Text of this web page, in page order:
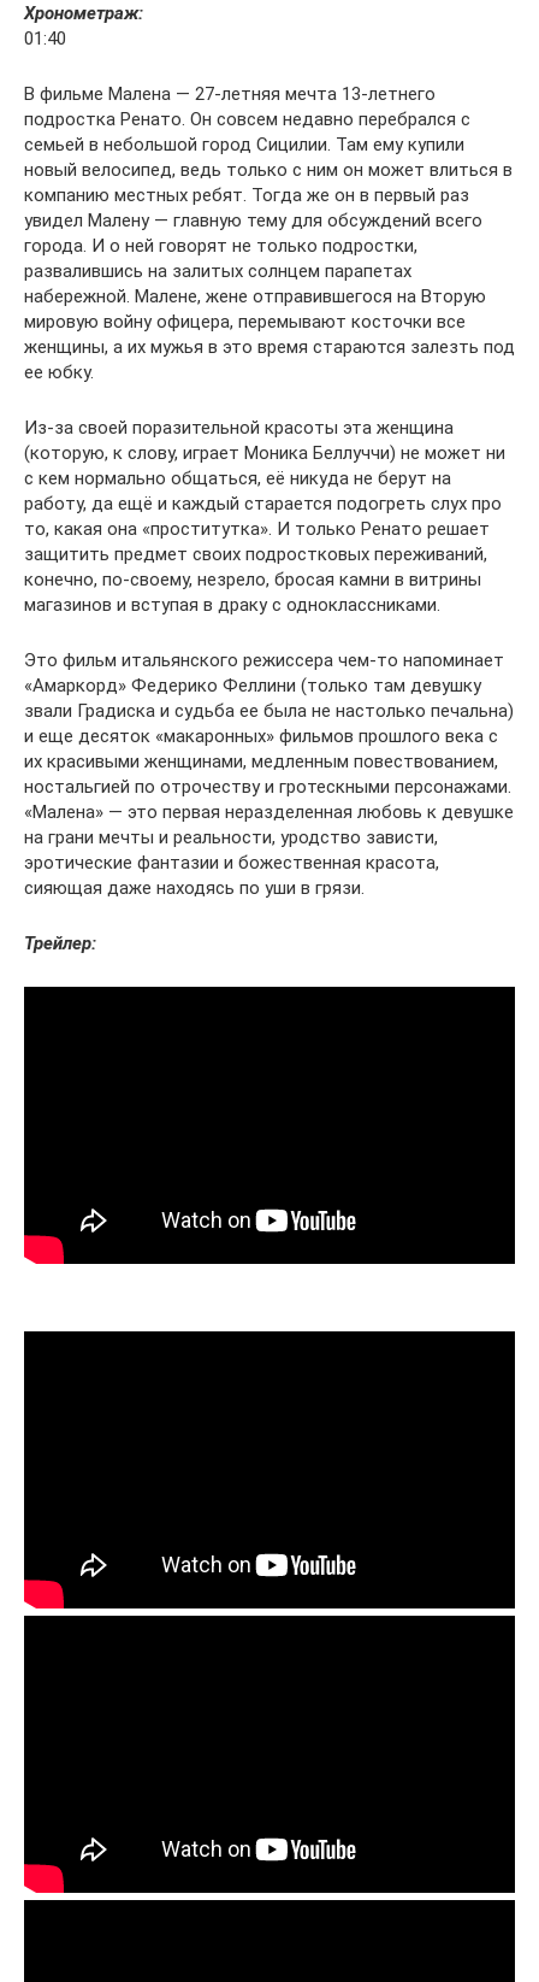
Хронометраж:
01:40
В фильме Малена — 27-летняя мечта 13-летнего
подростка Ренато. Он совсем недавно перебрался с
семьей в небольшой город Сицилии. Там ему купили
новый велосипед, ведь только с ним он может влиться в
компанию местных ребят. Тогда же он в первый раз
увидел Малену — главную тему для обсуждений всего
города. И о ней говорят не только подростки,
развалившись на залитых солнцем парапетах
набережной. Малене, жене отправившегося на Вторую
мировую войну офицера, перемывают косточки все
женщины, а их мужья в это время стараются залезть под
ее юбку.
Из-за своей поразительной красоты эта женщина
(которую, к слову, играет Моника Беллуччи) не может ни
с кем нормально общаться, её никуда не берут на
работу, да ещё и каждый старается подогреть слух про
то, какая она «проститутка». И только Ренато решает
защитить предмет своих подростковых переживаний,
конечно, по-своему, незрело, бросая камни в витрины
магазинов и вступая в драку с одноклассниками.
Это фильм итальянского режиссера чем-то напоминает
«Амаркорд» Федерико Феллини (только там девушку
звали Градиска и судьба ее была не настолько печальна)
и еще десяток «макаронных» фильмов прошлого века с
их красивыми женщинами, медленным повествованием,
ностальгией по отрочеству и гротескными персонажами.
«Малена» — это первая неразделенная любовь к девушке
на грани мечты и реальности, уродство зависти,
эротические фантазии и божественная красота,
сияющая даже находясь по уши в грязи.
Трейлер: